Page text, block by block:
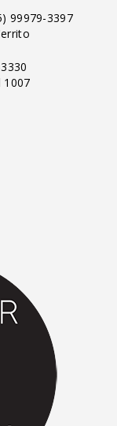
99979-3397
1007